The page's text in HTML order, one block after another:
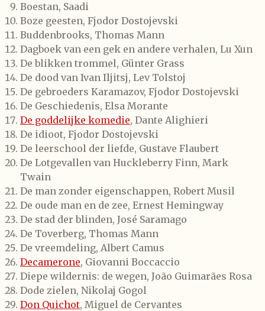
Boestan, Saadi
Boze geesten, Fjodor Dostojevski
Buddenbrooks, Thomas Mann
Dagboek van een gek en andere verhalen, Lu Xun
De blikken trommel, Günter Grass
De dood van Ivan Iljitsj, Lev Tolstoj
De gebroeders Karamazov, Fjodor Dostojevski
De Geschiedenis, Elsa Morante
De goddelijke komedie, Dante Alighieri
De idioot, Fjodor Dostojevski
De leerschool der liefde, Gustave Flaubert
De Lotgevallen van Huckleberry Finn, Mark
Twain
De man zonder eigenschappen, Robert Musil
De oude man en de zee, Ernest Hemingway
De stad der blinden, José Saramago
De Toverberg, Thomas Mann
De vreemdeling, Albert Camus
Decamerone, Giovanni Boccaccio
Diepe wildernis: de wegen, João Guimarães Rosa
Dode zielen, Nikolaj Gogol
Don Quichot, Miguel de Cervantes